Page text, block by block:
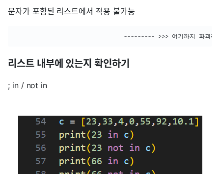
문자가 포함된 리스트에서 적용 불가능
--------- >>> 여기까지 파괴
리스트 내부에 있는지 확인하기
; in / not in